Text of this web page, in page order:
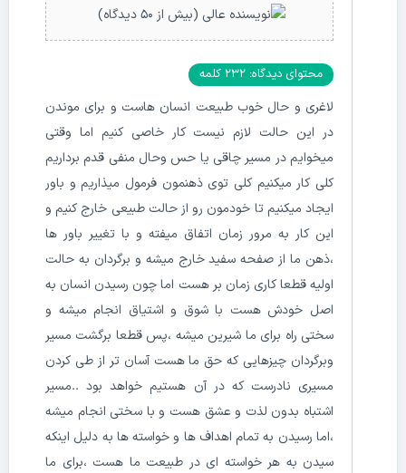
محتوای دیدگاه: 232 کلمه
لاغری و حال خوب طبیعت انسان هاست و برای موندن
در این حالت لازم نیست کار خاصی کنیم اما وقتی
میخوایم در مسیر چاقی یا حس وحال منفی قدم برداریم
کلی کار میکنیم کلی توی ذهنمون فرمول میذاریم و باور
ایجاد میکنیم تا خودمون رو از حالت طبیعی خارج کنیم و
این کار به مرور زمان اتفاق میفته و با تغییر باور ها
،ذهن ما از صفحه سفید خارج میشه و برگردان به حالت
اولیه قطعا کاری زمان بر هست اما چون رسیدن انسان به
اصل خودش هست با شوق و اشتیاق انجام میشه و
سختی راه برای ما شیرین میشه ،پس قطعا برگشت مسیر
وبرگردان چیزهایی که حق ما هست آسان تر از طی کردن
مسیری نادرست که در آن هستیم خواهد بود ..مسیر
اشتباه بدون لذت و عشق هست و با سختی انجام میشه
،اما رسیدن به تمام اهداف ها و خواسته ها به دلیل اینکه
سیدن به هر خواسته ای در طبیعت ما هست ،برای ما